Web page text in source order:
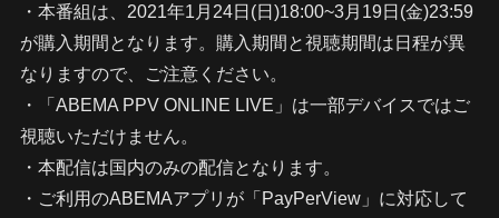
・本番組は、2021年1月24日(日)18:00~3月19日(金)23:59
が購入期間となります。購入期間と視聴期間は日程が異
なりますので、ご注意ください。
・「ABEMA PPV ONLINE LIVE」は一部デバイスではご
視聴いただけません。
・本配信は国内のみの配信となります。
・ご利用のABEMAアプリが「PayPerView」に対応して